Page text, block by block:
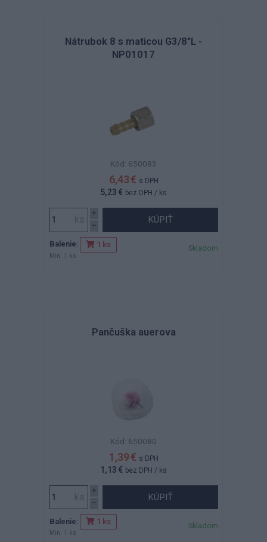
Nátrubok 8 s maticou G3/8"L -
NP01017
Kód: 650083
6,43 € s DPH
5,23 € bez DPH / ks
KÚPIŤ
Balenie: 1 ks
Min. 1 ks
Skladom
Pančuška auerova
Kód: 650080
1,39 € s DPH
1,13 € bez DPH / ks
KÚPIŤ
Balenie: 1 ks
Min. 1 ks
Skladom